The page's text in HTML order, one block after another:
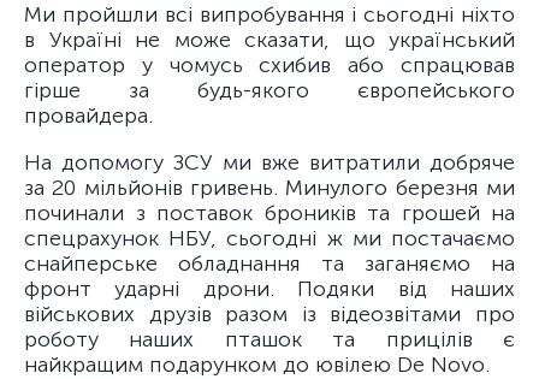
Ми пройшли всі випробування і сьогодні ніхто
в Україні не може сказати, що український
оператор у чомусь схибив або спрацював
гірше за будь-якого європейського
провайдера.
На допомогу ЗСУ ми вже витратили добряче
за 20 мільйонів гривень. Минулого березня ми
починали з поставок броників та грошей на
спецрахунок НБУ, сьогодні ж ми постачаємо
снайперське обладнання та заганяємо на
фронт ударні дрони. Подяки від наших
військових друзів разом із відеозвітами про
роботу наших пташок та прицілів є
найкращим подарунком до ювілею De Novo.